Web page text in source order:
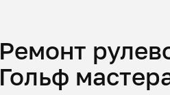
Ремонт
Гольф